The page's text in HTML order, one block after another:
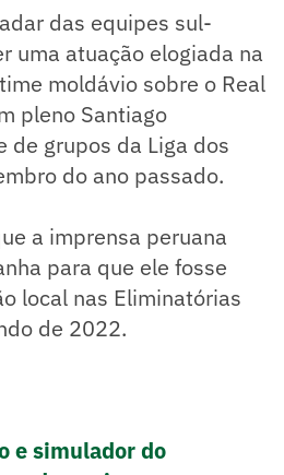
das equipes sul-
uma atuação elogiada na
moldávio sobre o Real
pleno Santiago
de grupos da Liga dos
do ano passado.
a imprensa peruana
para que ele fosse
local nas Eliminatórias
de 2022.
e simulador do